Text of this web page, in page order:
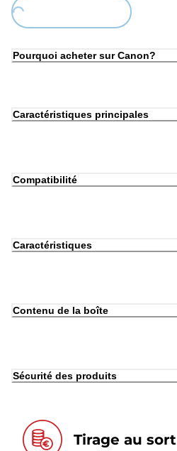
Pourquoi acheter sur Canon?
Caractéristiques principales
Compatibilité
Caractéristiques
Contenu de la boîte
Sécurité des produits
Tirage au sort